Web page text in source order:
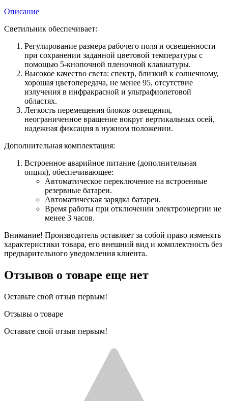
Описание
Светильник обеспечивает:
Регулирование размера рабочего поля и освещенности
при сохранении заданной цветовой температуры с
помощью 5-кнопочной пленочной клавиатуры.
Высокое качество света: спектр, близкий к солнечному,
хорошая цветопередача, не менее 95, отсутствие
излучения в инфракрасной и ультрафиолетовой
областях.
Легкость перемещения блоков освещения,
неограниченное вращение вокруг вертикальных осей,
надежная фиксация в нужном положении.
Дополнительная комплектация:
Встроенное аварийное питание (дополнительная
опция), обеспечивающее:
Автоматическое переключение на встроенные
резервные батареи.
Автоматическая зарядка батареи.
Время работы при отключении электроэнергии не
менее 3 часов.
Внимание! Производитель оставляет за собой право изменять
характеристики товара, его внешний вид и комплектность без
предварительного уведомления клиента.
Отзывов о товаре еще нет
Оставьте свой отзыв первым!
Отзывы о товаре
Оставьте свой отзыв первым!